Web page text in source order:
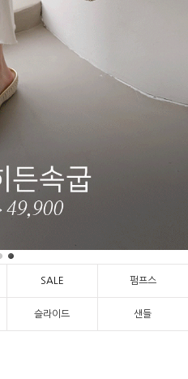
SALE 펌프스
슬라이드 샌들